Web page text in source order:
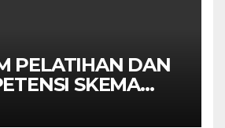
PELATIHAN DAN
SKEMA